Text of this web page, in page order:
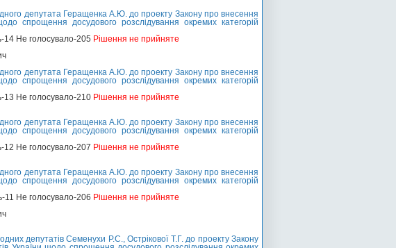
депутата Геращенка А.Ю. до проекту Закону про внесення
спрощення досудового розслідування окремих категорій
Не голосувало-205 Рішення не прийняте
депутата Геращенка А.Ю. до проекту Закону про внесення
спрощення досудового розслідування окремих категорій
Не голосувало-210 Рішення не прийняте
депутата Геращенка А.Ю. до проекту Закону про внесення
спрощення досудового розслідування окремих категорій
Не голосувало-207 Рішення не прийняте
депутата Геращенка А.Ю. до проекту Закону про внесення
спрощення досудового розслідування окремих категорій
Не голосувало-206 Рішення не прийняте
депутатів Семенухи Р.С., Острікової Т.Г. до проекту Закону